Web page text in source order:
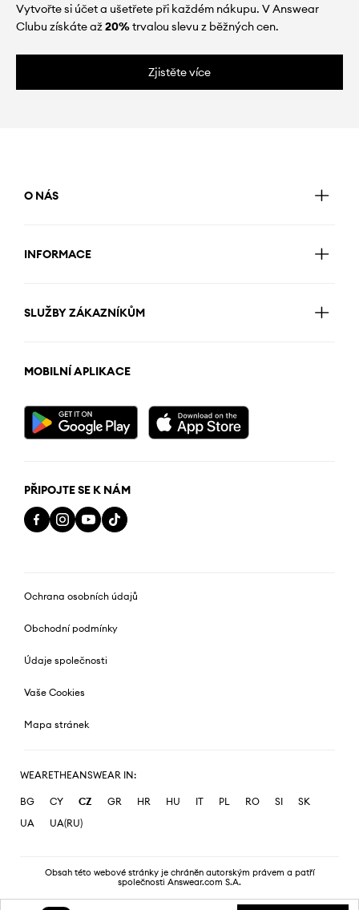
Vytvořte si účet a ušetřete při každém nákupu. V Answear
Clubu získáte až20%trvalou slevu z běžných cen.
Zjistěte více
O NÁS
INFORMACE
SLUŽBY ZÁKAZNÍKŮM
MOBILNÍ APLIKACE
PŘIPOJTE SE K NÁM
Ochrana osobních údajů
Obchodní podmínky
Údaje společnosti
Vaše Cookies
Mapa stránek
WEARETHEANSWEAR IN:
BG CY CZ GR HR HU IT PL RO SI
SK
UA
UA(RU)
Obsah této webové stránky je chráněn autorským právem a patří
společnosti Answear.com S.A.